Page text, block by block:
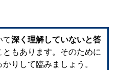
て深く理解していないと答
ともあります。そのために
りして臨みましょう。